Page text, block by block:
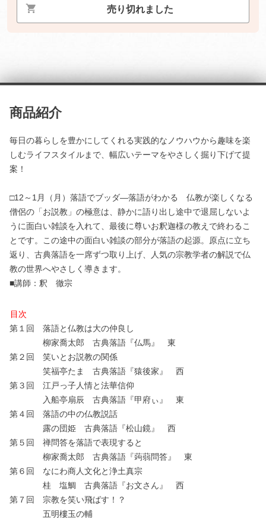
売り切れました
商品紹介
毎日の暮らしを豊かにしてくれる実践的なノウハウから趣味を楽
しむライフスタイルまで、幅広いテーマをやさしく掘り下げて提
案！
□12～1月（月）落語でブッダ―落語がわかる 仏教が楽しくなる
僧侶の「お説教」の極意は、静かに語り出し途中で退屈しないよ
うに面白い雑談を入れて、最後に尊いお釈迦様の教えで終わるこ
とです。この途中の面白い雑談の部分が落語の起源。原点に立ち
返り、古典落語を一席ずつ取り上げ、人気の宗教学者の解説で仏
教の世界へやさしく導きます。
■講師：釈 徹宗
目次
第１回 落語と仏教は大の仲良し
柳家喬太郎 古典落語『仏馬』 東
第２回 笑いとお説教の関係
笑福亭たま 古典落語『猿後家』 西
第３回 江戸っ子人情と法華信仰
入船亭扇辰 古典落語『甲府ぃ』 東
第４回 落語の中の仏教説話
露の団姫 古典落語『松山鏡』 西
第５回 禅問答を落語で表現すると
柳家喬太郎 古典落語『蒟蒻問答』 東
第６回 なにわ商人文化と浄土真宗
桂 塩鯛 古典落語『お文さん』 西
第７回 宗教を笑い飛ばす！？
五明樓玉の輔